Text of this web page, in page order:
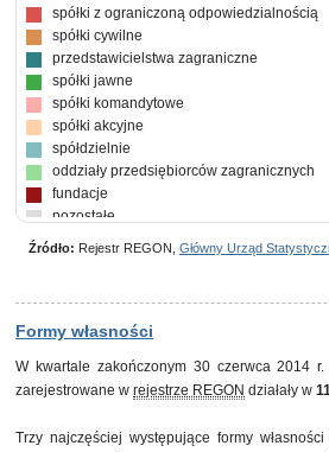
spółki z ograniczoną odpowiedzialnością
spółki cywilne
przedstawicielstwa zagraniczne
spółki jawne
spółki komandytowe
spółki akcyjne
spółdzielnie
oddziały przedsiębiorców zagranicznych
fundacje
pozostałe
Źródło: Rejestr REGON, Główny Urząd
Formy własności
W kwartale zakończonym 30 czerwca 2014
zarejestrowane w rejestrze REGON działały w
Trzy najczęściej występujące formy